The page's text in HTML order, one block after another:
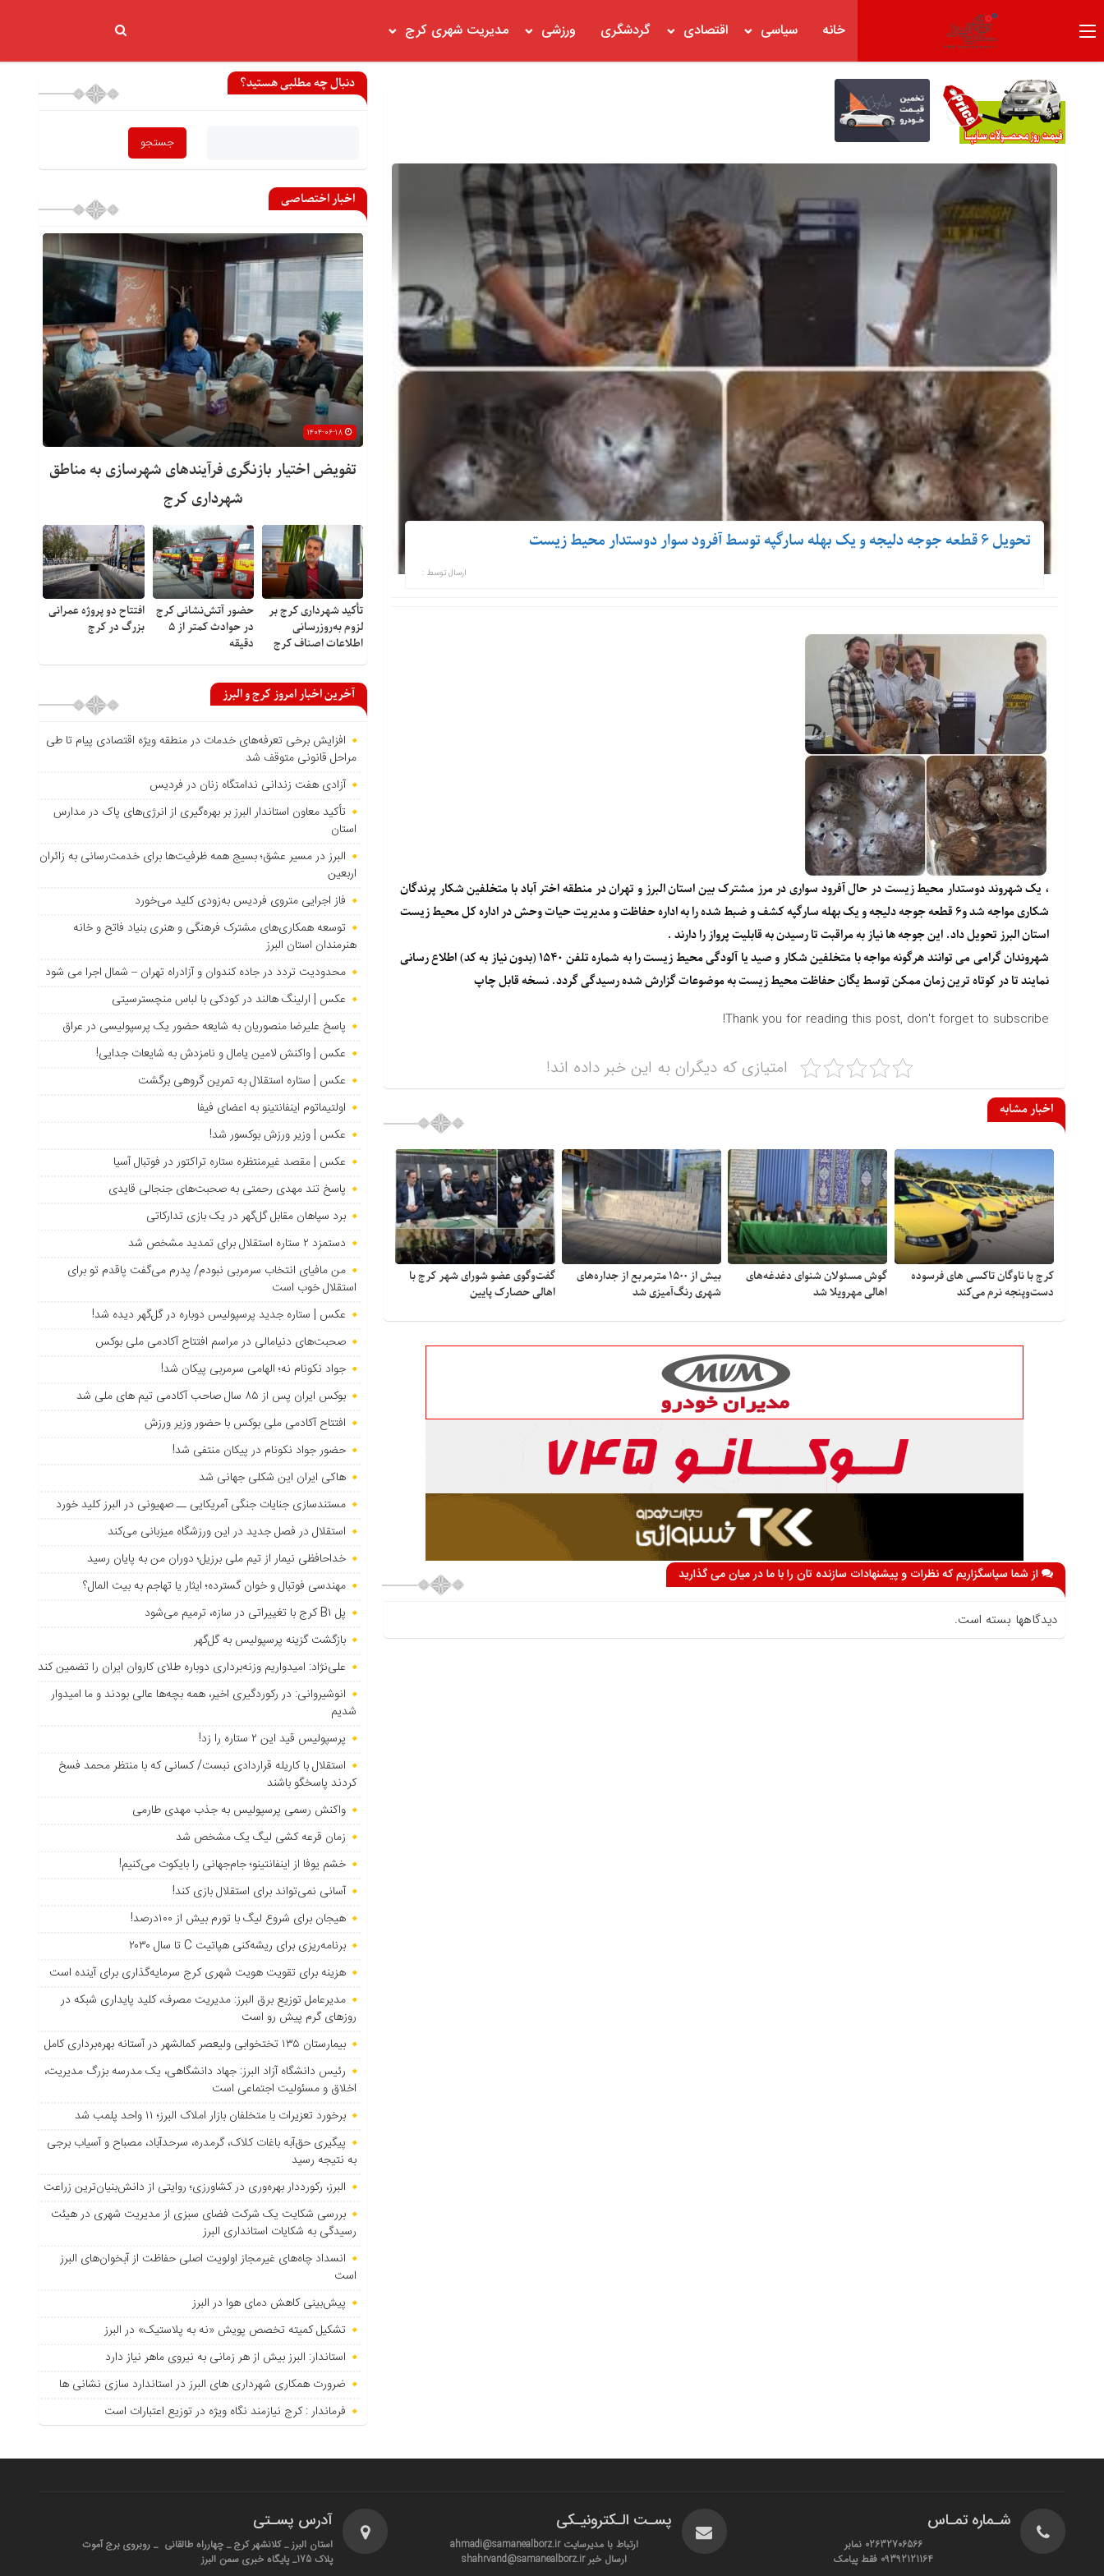
خانه سیاسی اقتصادی گردشگری ورزشی مدیریت شهری کرج
تحویل ۶ قطعه جوجه دلیجه و یک بهله سارگپه توسط آفرود سوار دوستدار محیط زیست
ارسال توسط :
، یک شهروند دوستدار محیط زیست در حال آفرود سواری در مرز مشترک بین استان البرز و تهران در منطقه اختر آباد با متخلفین شکار پرندگان
شکاری مواجه شد و۶ قطعه جوجه دلیجه و یک بهله سارگپه کشف و ضبط شده را به اداره حفاظت و مدیریت حیات وحش در اداره کل محیط زیست
استان البرز تحویل داد. این جوجه ها نیاز به مراقبت تا رسیدن به قابلیت پرواز را دارند .
شهروندان گرامی می توانند هرگونه مواجه با متخلفین شکار و صید یا آلودگی محیط زیست را به شماره تلفن ۱۵۴۰ (بدون نیاز به کد) اطلاع رسانی
نمایند تا در کوتاه ترین زمان ممکن توسط یگان حفاظت محیط زیست به موضوعات گزارش شده رسیدگی گردد. نسخه قابل چاپ
Thank you for reading this post, don't forget to subscribe!
امتیازی که دیگران به این خبر داده اند!
اخبار مشابه
کرج با ناوگان تاکسی های فرسوده
دست‌وپنجه نرم می‌کند
گوش مسئولان شنوای دغدغه‎‌های
اهالی مهرویلا شد
بیش از ۱۵۰۰ مترمربع از جداره‌های
شهری رنگ‌آمیزی شد
گفت‌وگوی عضو شورای شهر کرج با
اهالی حصارک پایین
از شما سپاسگزاریم که نظرات و پیشنهادات سازنده تان را با ما در میان می گذارید
دیدگاهها بسته است.
دنبال چه مطلبی هستید؟
اخبار اختصاصی
تفویض اختیار بازنگری فرآیندهای شهرسازی به مناطق
شهرداری کرج
تأکید شهرداری کرج بر
لزوم به‌روزرسانی
اطلاعات اصناف کرج
حضور آتش‌نشانی کرج
در حوادث کمتر از ۵
دقیقه
افتتاح دو پروژه عمرانی
بزرگ در کرج
آخرین اخبار امروز کرج و البرز
افزایش برخی تعرفه‌های خدمات در منطقه ویژه اقتصادی پیام تا طی
مراحل قانونی متوقف شد
آزادی هفت زندانی ندامتگاه زنان در فردیس
تأکید معاون استاندار البرز بر بهره‌گیری از انرژی‌های پاک در مدارس
استان
البرز در مسیر عشق؛ بسیج همه ظرفیت‌ها برای خدمت‌رسانی به زائران
اربعین
فاز اجرایی متروی فردیس به‌زودی کلید می‌خورد
توسعه همکاری‌های مشترک فرهنگی و هنری بنیاد فاتح و خانه
هنرمندان استان البرز
محدودیت تردد در جاده کندوان و آزادراه تهران – شمال اجرا می شود
عکس | ارلینگ هالند در کودکی با لباس منچسترسیتی
پاسخ علیرضا منصوریان به شایعه حضور یک پرسپولیسی در عراق
عکس | واکنش لامین یامال و نامزدش به شایعات جدایی!
عکس | ستاره استقلال به تمرین گروهی برگشت
اولتیماتوم اینفانتینو به اعضای فیفا
عکس | وزیر ورزش بوکسور شد!
عکس | مقصد غیرمنتظره ستاره تراکتور در فوتبال آسیا
پاسخ تند مهدی رحمتی به صحبت‌های جنجالی قایدی
برد سپاهان مقابل گل‌گهر در یک بازی تدارکاتی
دستمزد ۲ ستاره استقلال برای تمدید مشخص شد
من مافیای انتخاب سرمربی نبودم/ پدرم می‌گفت پاقدم تو برای
استقلال خوب است
عکس | ستاره جدید پرسپولیس دوباره در گل‌گهر دیده شد!
صحبت‌های دنیامالی در مراسم افتتاح آکادمی ملی بوکس
جواد نکونام نه؛ الهامی سرمربی پیکان شد!
بوکس ایران پس از ۸۵ سال صاحب آکادمی تیم های ملی شد
افتتاح آکادمی ملی بوکس با حضور وزیر ورزش
حضور جواد نکونام در پیکان منتفی شد!
هاکی ایران این شکلی جهانی شد
مستندسازی جنایات جنگی آمریکایی ــ صهیونی در البرز کلید خورد
استقلال در فصل جدید در این ورزشگاه میزبانی می‌کند
خداحافظی نیمار از تیم ملی برزیل؛ دوران من به پایان رسید
مهندسی فوتبال و خوان گسترده؛ ایثار یا تهاجم به بیت المال؟
پل B۱ کرج با تغییراتی در سازه، ترمیم می‌شود
بازگشت گزینه پرسپولیس به ‌گل‌گهر
علی‌نژاد: امیدواریم وزنه‌برداری دوباره طلای کاروان ایران را تضمین کند
انوشیروانی: در رکوردگیری اخیر، همه بچه‌ها عالی بودند و ما امیدوار
شدیم
پرسپولیس قید این ۲ ستاره را زد!
استقلال با کاریله قراردادی نبست/ کسانی که با منتظر محمد فسخ
کردند پاسخگو باشند
واکنش رسمی پرسپولیس به جذب مهدی طارمی
زمان قرعه کشی لیگ یک مشخص شد
خشم یوفا از اینفانتینو؛ جام‌جهانی را بایکوت می‌کنیم!
آسانی نمی‌تواند برای استقلال بازی کند!
هیجان برای شروع لیگ با تورم بیش از ۱۰۰درصد!
برنامه‌ریزی برای ریشه‌کنی هپاتیت C تا سال ۲۰۳۰
هزینه برای تقویت هویت شهری کرج سرمایه‌گذاری برای آینده است
مدیرعامل توزیع برق البرز: مدیریت مصرف، کلید پایداری شبکه در
روزهای گرم پیش رو است
بیمارستان ۱۳۵ تختخوابی ولیعصر کمالشهر در آستانه بهره‌برداری کامل
رئیس دانشگاه آزاد البرز: جهاد دانشگاهی، یک مدرسه بزرگ مدیریت،
اخلاق و مسئولیت اجتماعی است
برخورد تعزیرات با متخلفان بازار املاک البرز؛ ۱۱ واحد پلمب شد
پیگیری حق‌آبه باغات کلاک، گرمدره، سرحدآباد، مصباح و آسیاب برجی
به نتیجه رسید
البرز، رکورددار بهره‌وری در کشاورزی؛ روایتی از دانش‌بنیان‌ترین زراعت
بررسی شکایت یک شرکت فضای سبزی از مدیریت شهری در هیئت
رسیدگی به شکایات استانداری البرز
انسداد چاه‌های غیرمجاز اولویت اصلی حفاظت از آبخوان‌های البرز
است
پیش‌بینی کاهش دمای هوا در البرز
تشکیل کمیته تخصص پویش «نه به پلاستیک» در البرز
استاندار: البرز بیش از هر زمانی به نیروی ماهر نیاز دارد
ضرورت همکاری شهرداری های البرز در استاندارد سازی نشانی ها
فرماندار : کرج نیازمند نگاه ویژه در توزیع اعتبارات است
شـماره تمـاس
02632706566 نمابر
09392121164 فقط پیامک
پسـت الـکترونیـکی
ارتباط با مدیرسایت ahmadi@samanealborz.ir
ارسال خبر shahrvand@samanealborz.ir
آدرس پسـتی
استان البرز _ کلانشهر کرج _ چهارراه طالقانی _ روبروی برج آموت
پلاک 175_ پایگاه خبری سمن البرز